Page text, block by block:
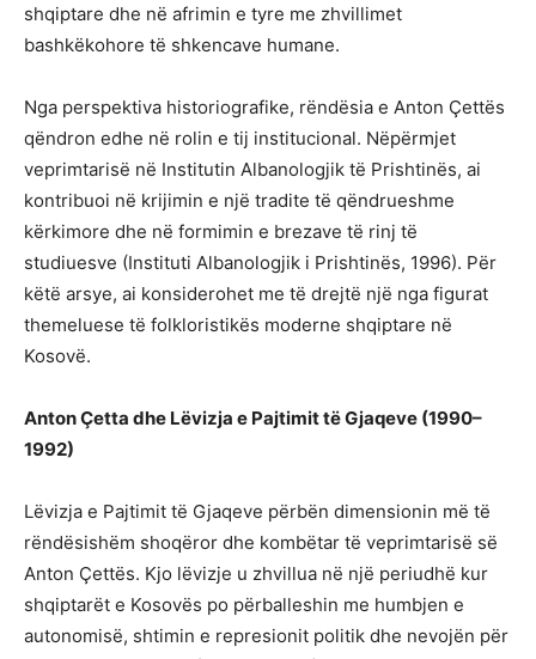
shqiptare dhe në afrimin e tyre me zhvillimet
bashkëkohore të shkencave humane.
Nga perspektiva historiografike, rëndësia e Anton Çettës
qëndron edhe në rolin e tij institucional. Nëpërmjet
veprimtarisë në Institutin Albanologjik të Prishtinës, ai
kontribuoi në krijimin e një tradite të qëndrueshme
kërkimore dhe në formimin e brezave të rinj të
studiuesve (Instituti Albanologjik i Prishtinës, 1996). Për
këtë arsye, ai konsiderohet me të drejtë një nga figurat
themeluese të folkloristikës moderne shqiptare në
Kosovë.
Anton Çetta dhe Lëvizja e Pajtimit të Gjaqeve (1990–
1992)
Lëvizja e Pajtimit të Gjaqeve përbën dimensionin më të
rëndësishëm shoqëror dhe kombëtar të veprimtarisë së
Anton Çettës. Kjo lëvizje u zhvillua në një periudhë kur
shqiptarët e Kosovës po përballeshin me humbjen e
autonomisë, shtimin e represionit politik dhe nevojën për